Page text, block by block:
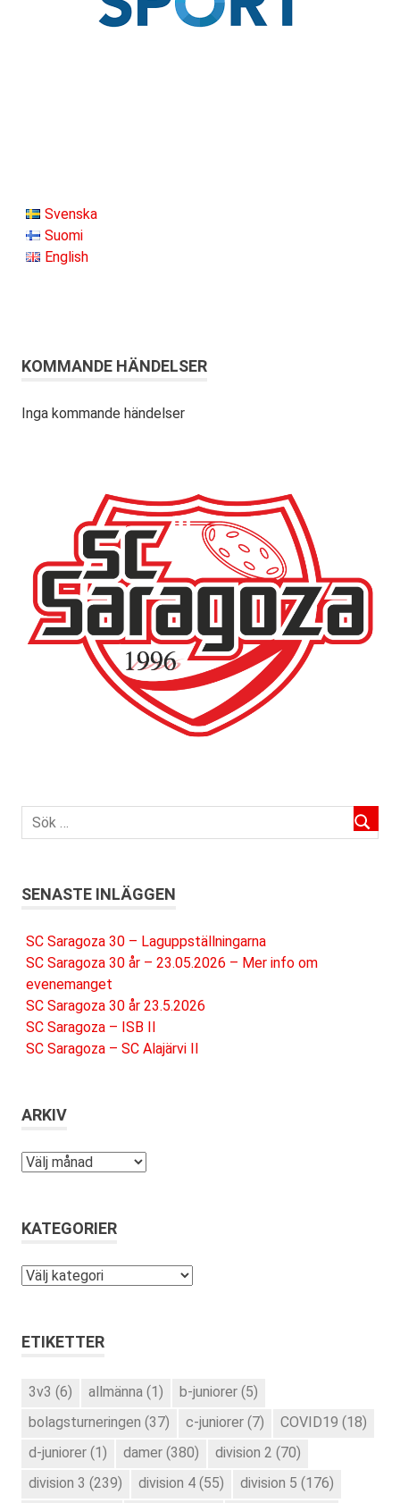
Svenska
Suomi
English
KOMMANDE HÄNDELSER
Inga kommande händelser
SENASTE INLÄGGEN
SC Saragoza 30 – Laguppställningarna
SC Saragoza 30 år – 23.05.2026 – Mer info om
evenemanget
SC Saragoza 30 år 23.5.2026
SC Saragoza – ISB II
SC Saragoza – SC Alajärvi II
ARKIV
Arkiv
KATEGORIER
Kategorier
ETIKETTER
3v3 (6) allmänna (1) b-juniorer (5)
bolagsturneringen (37) c-juniorer (7) COVID19 (18)
d-juniorer (1) damer (380) division 2 (70)
division 3 (239) division 4 (55) division 5 (176)